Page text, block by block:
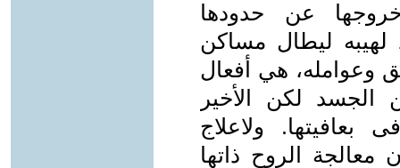
عن حدودها
لهيبه ليطال مساكن
وعوامله، هي أفعال
الجسد لكن الأخير
بعافيتها. ولاعلاج
الروح ذاتها